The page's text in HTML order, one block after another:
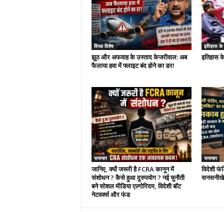
विपक्ष विशेष
झूठ और अफवाह के उस्ताद केजरीवाल: अब
फैलाया हवा में फ्लाइट बंद होने का डर!
इतिहास के
इतिहास
समाचार
जानिए, क्यों जरूरी है FCRA कानून में
संशोधन ? कैसे हुआ दुरुपयोग ? नई चुनौती
बने सोशल मीडिया एल्गोरिदम, विदेशी बॉट
नेटवर्क्स और फंड
समाचार
विदेशी